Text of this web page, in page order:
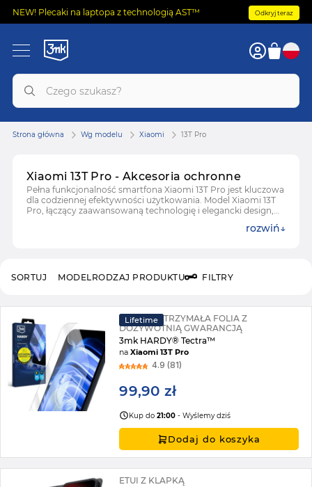
NEW! Plecaki na laptopa z technologią AST™ Odkryj teraz
Xiaomi 13T Pro - Akcesoria ochronne
Pełna funkcjonalność smartfona Xiaomi 13T Pro jest kluczowa
dla codziennej efektywności użytkowania. Model Xiaomi 13T
Pro, łączący zaawansowaną technologię i elegancki design,
rozwiń
Strona główna Wg modelu Xiaomi 13T Pro
MODELRODZAJ PRODUKTU FILTRY
SORTUJ
Lifetime
SUPERWYTRZYMAŁA FOLIA Z
DOŻYWOTNIĄ GWARANCJĄ
3mk HARDY® Tectra™
naXiaomi 13T Pro
4.9 (81)
99,90 zł
Kup do21:00 - Wyślemy dziś
Dodaj do koszyka
ETUI Z KLAPKĄ